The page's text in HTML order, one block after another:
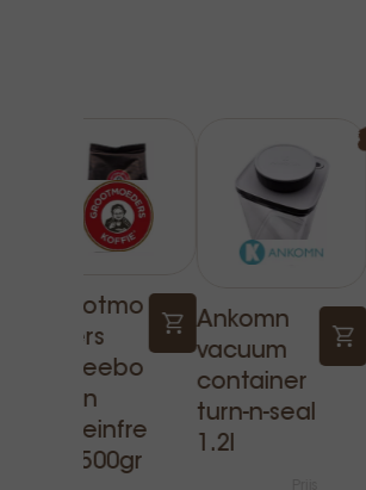
Grootmo
eders
kaffeebo
hnen
koffeinfre
ie - 500gr
Ankomn
vacuum
container
turn-n-seal
1.2l